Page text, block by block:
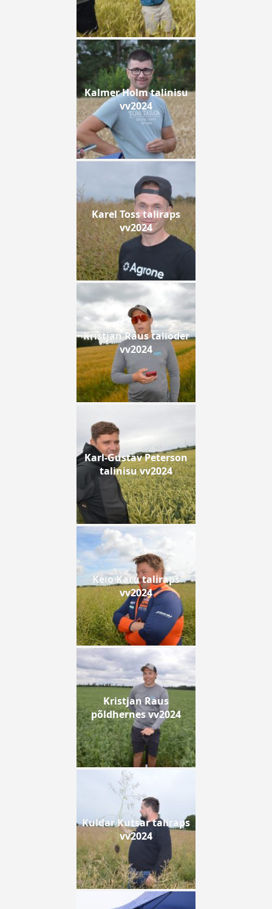
Kalmer Holm talinisu
vv2024
Karel Toss taliraps
vv2024
Kristjan Raus talioder
vv2024
Karl-Gustav Peterson
talinisu vv2024
Keio Karu taliraps
vv2024
Kristjan Raus
põldhernes vv2024
Kuldar Kutsar taliraps
vv2024